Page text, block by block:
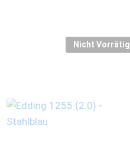
Nicht Vorrätig